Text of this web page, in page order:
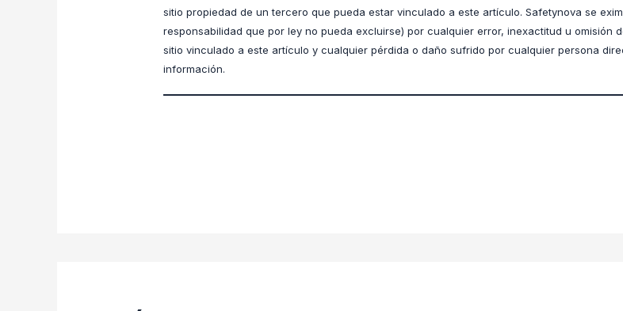
sitio propiedad de un tercero que pueda estar vinculado a este artículo. Safetynova se
responsabilidad que por ley no pueda excluirse) por cualquier error, inexactitud u
sitio vinculado a este artículo y cualquier pérdida o daño sufrido por cualquier persona
información.